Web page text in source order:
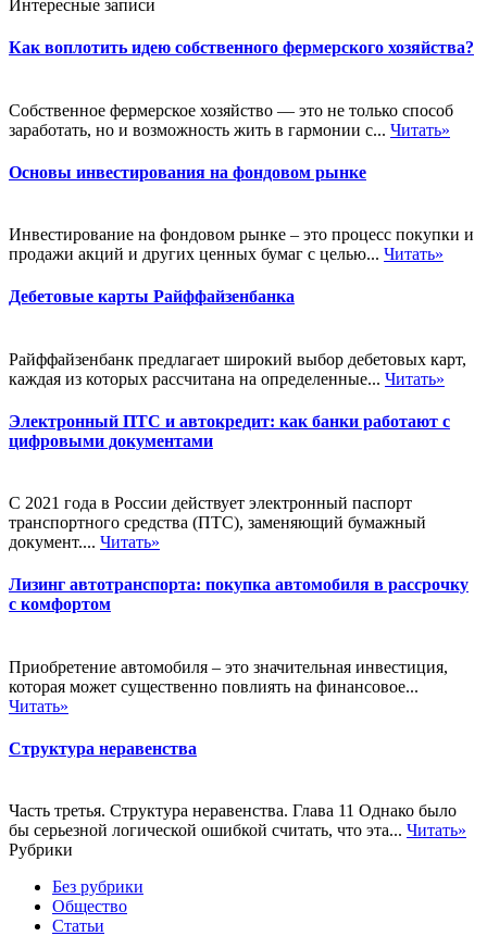
Интересные записи
Как воплотить идею собственного фермерского хозяйства?
Собственное фермерское хозяйство — это не только способ
заработать, но и возможность жить в гармонии с... Читать»
Основы инвестирования на фондовом рынке
Инвестирование на фондовом рынке – это процесс покупки и
продажи акций и других ценных бумаг с целью... Читать»
Дебетовые карты Райффайзенбанка
Райффайзенбанк предлагает широкий выбор дебетовых карт,
каждая из которых рассчитана на определенные... Читать»
Электронный ПТС и автокредит: как банки работают с
цифровыми документами
С 2021 года в России действует электронный паспорт
транспортного средства (ПТС), заменяющий бумажный
документ.... Читать»
Лизинг автотранспорта: покупка автомобиля в рассрочку
с комфортом
Приобретение автомобиля – это значительная инвестиция,
которая может существенно повлиять на финансовое...
Читать»
Структура неравенства
Часть третья. Структура неравенства. Глава 11 Однако было
бы серьезной логической ошибкой считать, что эта... Читать»
Рубрики
Без рубрики
Общество
Статьи